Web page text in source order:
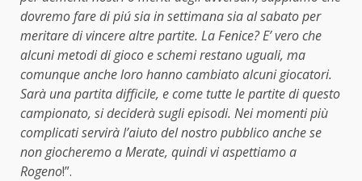
dovremo fare di piú sia in settimana sia al sabato per
meritare di vincere altre partite. La Fenice? E’ vero che
alcuni metodi di gioco e schemi restano uguali, ma
comunque anche loro hanno cambiato alcuni giocatori.
Sarà una partita difficile, e come tutte le partite di questo
campionato, si deciderà sugli episodi. Nei momenti più
complicati servirà l’aiuto del nostro pubblico anche se
non giocheremo a Merate, quindi vi aspettiamo a
Rogeno!”.